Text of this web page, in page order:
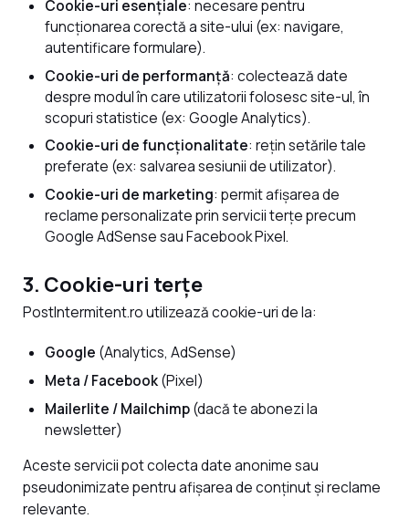
Cookie-uri esențiale: necesare pentru
funcționarea corectă a site-ului (ex: navigare,
autentificare formulare).
Cookie-uri de performanță: colectează date
despre modul în care utilizatorii folosesc site-ul, în
scopuri statistice (ex: Google Analytics).
Cookie-uri de funcționalitate: rețin setările tale
preferate (ex: salvarea sesiunii de utilizator).
Cookie-uri de marketing: permit afișarea de
reclame personalizate prin servicii terțe precum
Google AdSense sau Facebook Pixel.
3. Cookie-uri terțe
PostIntermitent.ro utilizează cookie-uri de la:
Google (Analytics, AdSense)
Meta / Facebook(Pixel)
Mailerlite / Mailchimp(dacă te abonezi la
newsletter)
Aceste servicii pot colecta date anonime sau
pseudonimizate pentru afișarea de conținut și reclame
relevante.